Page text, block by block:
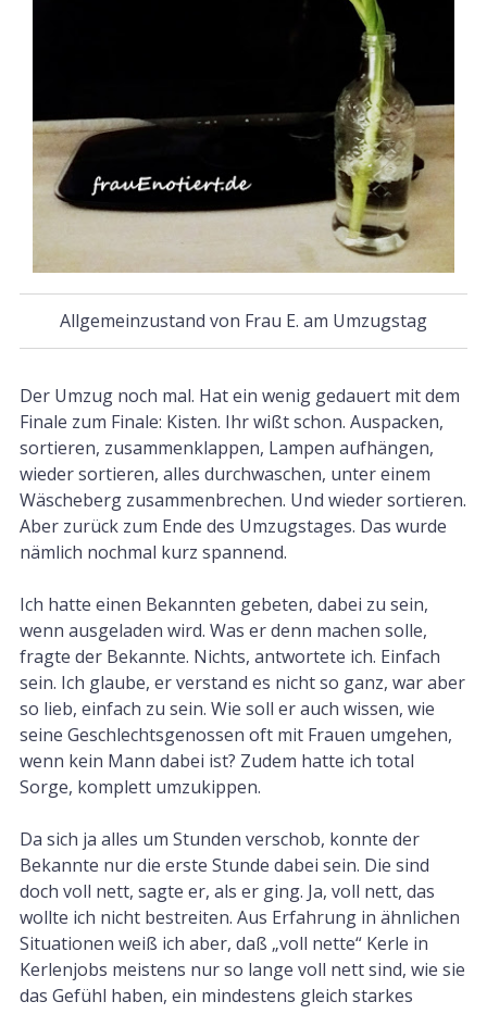
Allgemeinzustand von Frau E. am Umzugstag
Der Umzug noch mal. Hat ein wenig gedauert mit dem
Finale zum Finale: Kisten. Ihr wißt schon. Auspacken,
sortieren, zusammenklappen, Lampen aufhängen,
wieder sortieren, alles durchwaschen, unter einem
Wäscheberg zusammenbrechen. Und wieder sortieren.
Aber zurück zum Ende des Umzugstages. Das wurde
nämlich nochmal kurz spannend.
Ich hatte einen Bekannten gebeten, dabei zu sein,
wenn ausgeladen wird. Was er denn machen solle,
fragte der Bekannte. Nichts, antwortete ich. Einfach
sein. Ich glaube, er verstand es nicht so ganz, war aber
so lieb, einfach zu sein. Wie soll er auch wissen, wie
seine Geschlechtsgenossen oft mit Frauen umgehen,
wenn kein Mann dabei ist? Zudem hatte ich total
Sorge, komplett umzukippen.
Da sich ja alles um Stunden verschob, konnte der
Bekannte nur die erste Stunde dabei sein. Die sind
doch voll nett, sagte er, als er ging. Ja, voll nett, das
wollte ich nicht bestreiten. Aus Erfahrung in ähnlichen
Situationen weiß ich aber, daß „voll nette“ Kerle in
Kerlenjobs meistens nur so lange voll nett sind, wie sie
das Gefühl haben, ein mindestens gleich starkes